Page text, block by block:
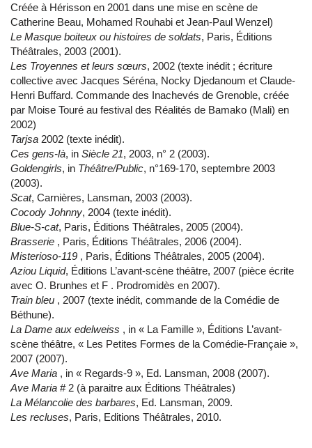
Créée à Hérisson en 2001 dans une mise en scène de
Catherine Beau, Mohamed Rouhabi et Jean-Paul Wenzel)
Le Masque boiteux ou histoires de soldats, Paris, Éditions
Théâtrales, 2003 (2001).
Les Troyennes et leurs sœurs, 2002 (texte inédit ; écriture
collective avec Jacques Séréna, Nocky Djedanoum et Claude-
Henri Buffard. Commande des Inachevés de Grenoble, créée
par Moise Touré au festival des Réalités de Bamako (Mali) en
2002)
Tarjsa 2002 (texte inédit).
Ces gens-là, in Siècle 21, 2003, n° 2 (2003).
Goldengirls, in Théâtre/Public, n°169-170, septembre 2003
(2003).
Scat, Carnières, Lansman, 2003 (2003).
Cocody Johnny, 2004 (texte inédit).
Blue-S-cat, Paris, Éditions Théâtrales, 2005 (2004).
Brasserie , Paris, Éditions Théâtrales, 2006 (2004).
Misterioso-119 , Paris, Éditions Théâtrales, 2005 (2004).
Aziou Liquid, Éditions L’avant-scène théâtre, 2007 (pièce écrite
avec O. Brunhes et F . Prodromidès en 2007).
Train bleu , 2007 (texte inédit, commande de la Comédie de
Béthune).
La Dame aux edelweiss , in « La Famille », Éditions L’avant-
scène théâtre, « Les Petites Formes de la Comédie-Françaie »,
2007 (2007).
Ave Maria , in « Regards-9 », Ed. Lansman, 2008 (2007).
Ave Maria # 2 (à paraitre aux Éditions Théâtrales)
La Mélancolie des barbares, Ed. Lansman, 2009.
Les recluses, Paris, Editions Théâtrales, 2010.